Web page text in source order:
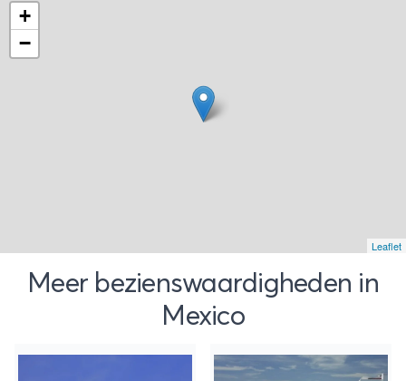
+
−
Leaflet
Meer bezienswaardigheden in
Mexico